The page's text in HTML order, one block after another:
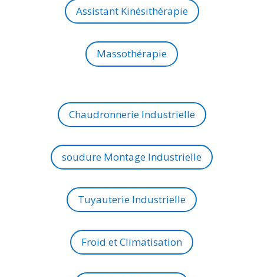
Assistant Kinésithérapie
Massothérapie
Chaudronnerie Industrielle
soudure Montage Industrielle
Tuyauterie Industrielle
Froid et Climatisation